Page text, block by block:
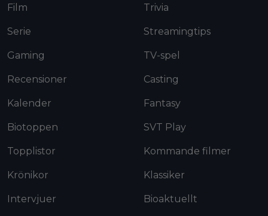
Film
Serie
Gaming
Recensioner
Kalender
Biotoppen
Topplistor
Krönikor
Intervjuer
Trivia
Streamingtips
TV-spel
Casting
Fantasy
SVT Play
Kommande filmer
Klassiker
Bioaktuellt